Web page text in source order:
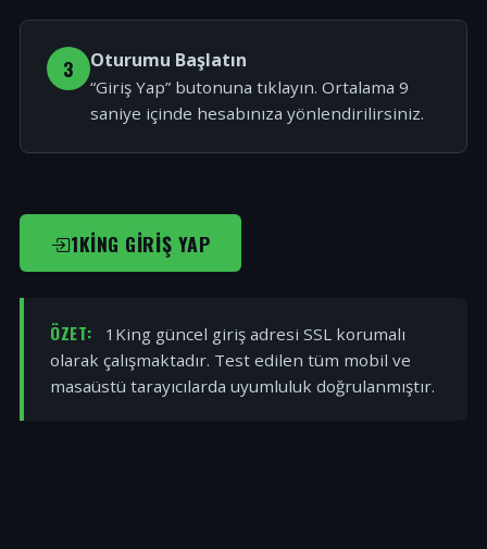
3 Oturumu Başlatın
“Giriş Yap” butonuna tıklayın. Ortalama 9
saniye içinde hesabınıza yönlendirilirsiniz.
1KING GIRIŞ YAP
ÖZET:
1King güncel giriş adresi SSL korumalı
olarak çalışmaktadır. Test edilen tüm mobil ve
masaüstü tarayıcılarda uyumluluk doğrulanmıştır.